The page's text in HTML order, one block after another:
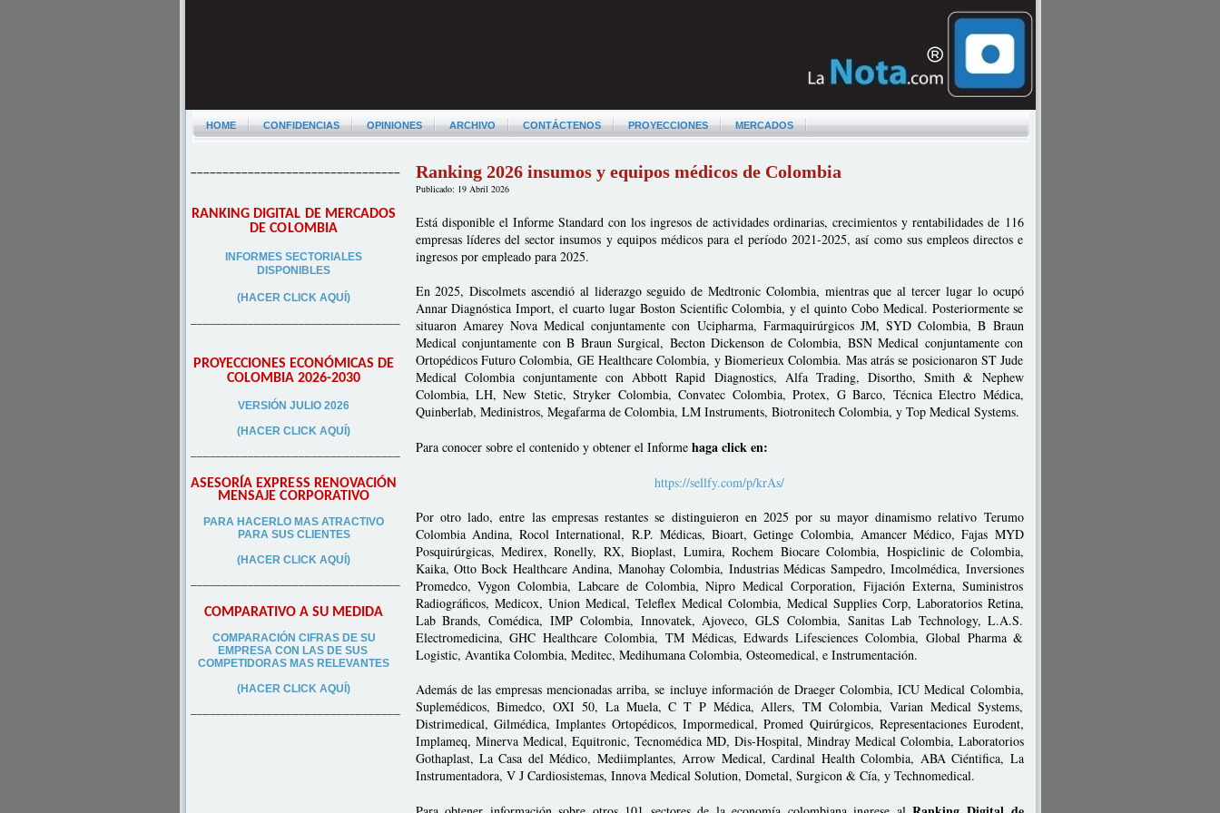
HOME CONFIDENCIAS OPINIONES ARCHIVO CONTÁCTENOS PROYECCIONES MERCADOS
–––––––––––––––––––––––––––––––––
RANKING DIGITAL DE MERCADOS
DE COLOMBIA
INFORMES SECTORIALES
DISPONIBLES
(HACER CLICK AQUÍ)
–––––––––––––––––––––––––––––––––
PROYECCIONES ECONÓMICAS DE
COLOMBIA 2026-2030
VERSIÓN JULIO 2026
(HACER CLICK AQUÍ)
–––––––––––––––––––––––––––––––––
ASESORÍA EXPRESS RENOVACIÓN
MENSAJE CORPORATIVO
PARA HACERLO MAS ATRACTIVO
PARA SUS CLIENTES
(HACER CLICK AQUÍ)
–––––––––––––––––––––––––––––––––
COMPARATIVO A SU MEDIDA
COMPARACIÓN CIFRAS DE SU
EMPRESA CON LAS DE SUS
COMPETIDORAS MAS RELEVANTES
(HACER CLICK AQUÍ)
–––––––––––––––––––––––––––––––––
Ranking 2026 insumos y equipos médicos de Colombia
Publicado: 19 Abril 2026
Está disponible el Informe Standard con los ingresos de actividades ordinarias, crecimientos y rentabilidades de 116
empresas líderes del sector insumos y equipos médicos para el período 2021-2025, así como sus empleos directos e
ingresos por empleado para 2025.
En 2025, Discolmets ascendió al liderazgo seguido de Medtronic Colombia, mientras que al tercer lugar lo ocupó
Annar Diagnóstica Import, el cuarto lugar Boston Scientific Colombia, y el quinto Cobo Medical. Posteriormente se
situaron Amarey Nova Medical conjuntamente con Ucipharma, Farmaquirúrgicos JM, SYD Colombia, B Braun
Medical conjuntamente con B Braun Surgical, Becton Dickenson de Colombia, BSN Medical conjuntamente con
Ortopédicos Futuro Colombia, GE Healthcare Colombia, y Biomerieux Colombia. Mas atrás se posicionaron ST Jude
Medical Colombia conjuntamente con Abbott Rapid Diagnostics, Alfa Trading, Disortho, Smith & Nephew
Colombia, LH, New Stetic, Stryker Colombia, Convatec Colombia, Protex, G Barco, Técnica Electro Médica,
Quinberlab, Medinistros, Megafarma de Colombia, LM Instruments, Biotronitech Colombia, y Top Medical Systems.
Para conocer sobre el contenido y obtener el Informe haga click en:
https://sellfy.com/p/krAs/
Por otro lado, entre las empresas restantes se distinguieron en 2025 por su mayor dinamismo relativo Terumo
Colombia Andina, Rocol International, R.P. Médicas, Bioart, Getinge Colombia, Amancer Médico, Fajas MYD
Posquirúrgicas, Medirex, Ronelly, RX, Bioplast, Lumira, Rochem Biocare Colombia, Hospiclinic de Colombia,
Kaika, Otto Bock Healthcare Andina, Manohay Colombia, Industrias Médicas Sampedro, Imcolmédica, Inversiones
Promedco, Vygon Colombia, Labcare de Colombia, Nipro Medical Corporation, Fijación Externa, Suministros
Radiográficos, Medicox, Union Medical, Teleflex Medical Colombia, Medical Supplies Corp, Laboratorios Retina,
Lab Brands, Comédica, IMP Colombia, Innovatek, Ajoveco, GLS Colombia, Sanitas Lab Technology, L.A.S.
Electromedicina, GHC Healthcare Colombia, TM Médicas, Edwards Lifesciences Colombia, Global Pharma &
Logistic, Avantika Colombia, Meditec, Medihumana Colombia, Osteomedical, e Instrumentación.
Además de las empresas mencionadas arriba, se incluye información de Draeger Colombia, ICU Medical Colombia,
Suplemédicos, Bimedco, OXI 50, La Muela, C T P Médica, Allers, TM Colombia, Varian Medical Systems,
Distrimedical, Gilmédica, Implantes Ortopédicos, Impormedical, Promed Quirúrgicos, Representaciones Eurodent,
Implameq, Minerva Medical, Equitronic, Tecnomédica MD, Dis-Hospital, Mindray Medical Colombia, Laboratorios
Gothaplast, La Casa del Médico, Mediimplantes, Arrow Medical, Cardinal Health Colombia, ABA Ciéntifica, La
Instrumentadora, V J Cardiosistemas, Innova Medical Solution, Dometal, Surgicon & Cía, y Technomedical.